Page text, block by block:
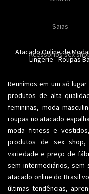
Moda fitness
Plus size
Calcinhas
Conjuntos
Saias
Acessorios sex
Atacado Online de
Lingerie-Roupas
Reunimos em um só
produtos de alta
femininas, moda
roupas no atacado
moda fitness e
produtos de sex shop,
variedade e preço de
sem intermediários, sem
atacado online do Brasil
últimas tendências,